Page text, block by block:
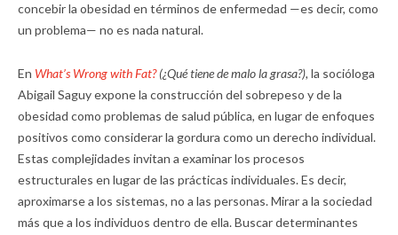
concebir la obesidad en términos de enfermedad —es decir, como
un problema— no es nada natural.
En What’s Wrong with Fat?(¿Qué tiene de malo la grasa?), la socióloga
Abigail Saguy expone la construcción del sobrepeso y de la
obesidad como problemas de salud pública, en lugar de enfoques
positivos como considerar la gordura como un derecho individual.
Estas complejidades invitan a examinar los procesos
estructurales en lugar de las prácticas individuales. Es decir,
aproximarse a los sistemas, no a las personas. Mirar a la sociedad
más que a los individuos dentro de ella. Buscar determinantes